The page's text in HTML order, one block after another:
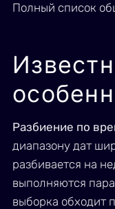
Полный список
Разбиение по
диапазону дат
разбивается на
выполняются
выборка обходит